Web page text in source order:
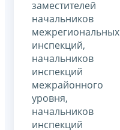
заместителей
начальников
межрегиональных
инспекций,
начальников
инспекций
межрайонного
уровня,
начальников
инспекций